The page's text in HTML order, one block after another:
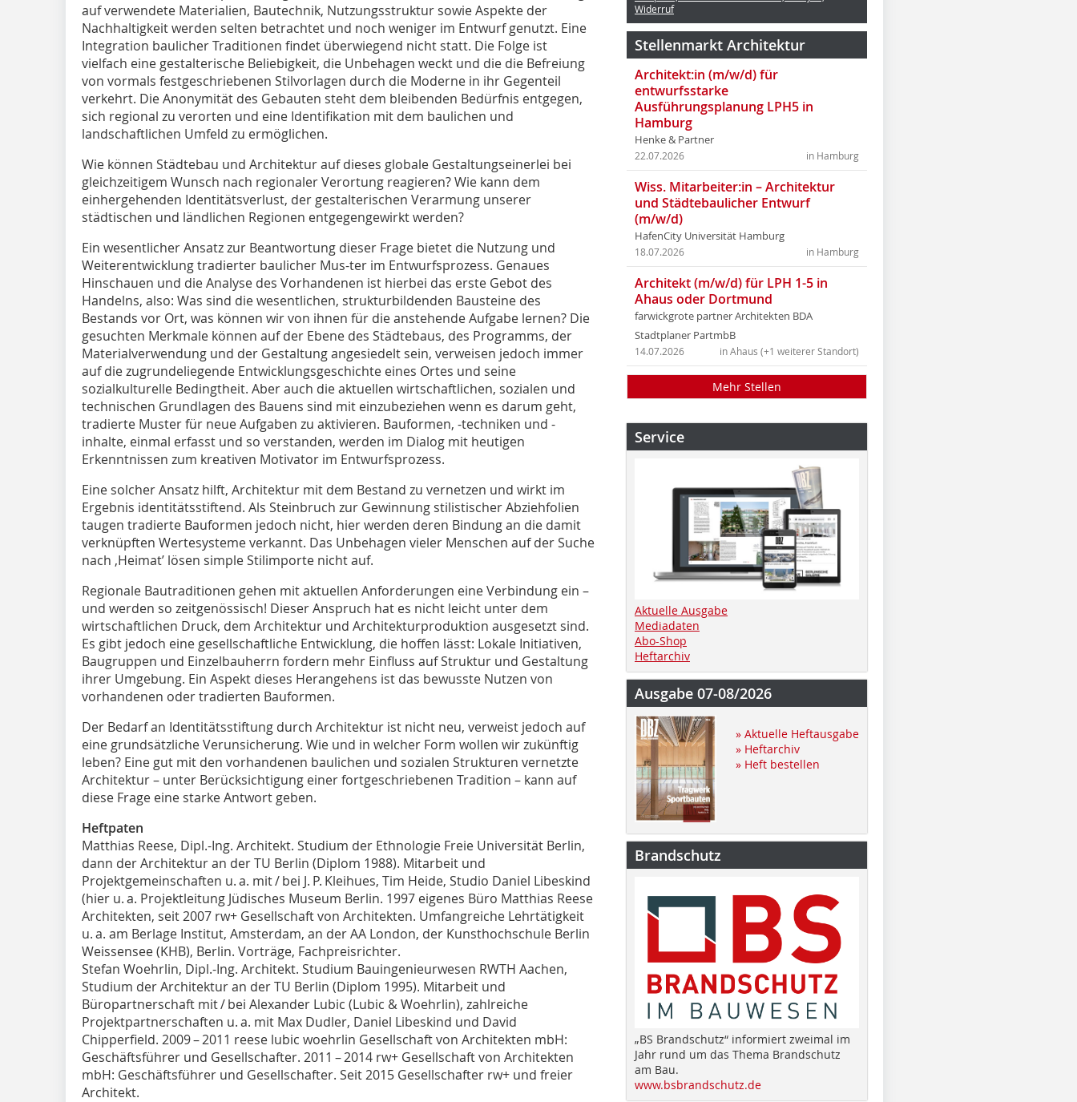
auf verwendete Materialien, Bautechnik, Nutzungsstruktur sowie Aspekte der
Nachhaltigkeit werden selten betrachtet und noch weniger im Entwurf genutzt. Eine
Integration baulicher Traditionen findet überwiegend nicht statt. Die Folge ist
vielfach eine gestalterische Beliebigkeit, die Unbehagen weckt und die die Befreiung
von vormals festgeschriebenen Stilvorlagen durch die Moderne in ihr Gegenteil
verkehrt. Die Anonymität des Gebauten steht dem bleibenden Bedürfnis entgegen,
sich regional zu verorten und eine Identifikation mit dem baulichen und
landschaftlichen Umfeld zu ermöglichen.
Wie können Städtebau und Architektur auf dieses globale Gestaltungseinerlei bei
gleichzeitigem Wunsch nach regionaler Verortung reagieren? Wie kann dem
einhergehenden Identitätsverlust, der gestalterischen Verarmung unserer
städtischen und ländlichen Regionen entgegengewirkt werden?
Ein wesentlicher Ansatz zur Beantwortung dieser Frage bietet die Nutzung und
Weiterentwicklung tradierter baulicher Mus-ter im Entwurfsprozess. Genaues
Hinschauen und die Analyse des Vorhandenen ist hierbei das erste Gebot des
Handelns, also: Was sind die wesentlichen, strukturbildenden Bausteine des
Bestands vor Ort, was können wir von ihnen für die anstehende Aufgabe lernen? Die
gesuchten Merkmale können auf der Ebene des Städtebaus, des Programms, der
Materialverwendung und der Gestaltung angesiedelt sein, verweisen jedoch immer
auf die zugrundeliegende Entwicklungsgeschichte eines Ortes und seine
sozialkulturelle Bedingtheit. Aber auch die aktuellen wirtschaftlichen, sozialen und
technischen Grundlagen des Bauens sind mit einzubeziehen wenn es darum geht,
tradierte Muster für neue Aufgaben zu aktivieren. Bauformen, -techniken und -
inhalte, einmal erfasst und so verstanden, werden im Dialog mit heutigen
Erkenntnissen zum kreativen Motivator im Entwurfsprozess.
Eine solcher Ansatz hilft, Architektur mit dem Bestand zu vernetzen und wirkt im
Ergebnis identitätsstiftend. Als Steinbruch zur Gewinnung stilistischer Abziehfolien
taugen tradierte Bauformen jedoch nicht, hier werden deren Bindung an die damit
verknüpften Wertesysteme verkannt. Das Unbehagen vieler Menschen auf der Suche
nach ‚Heimat’ lösen simple Stilimporte nicht auf.
Regionale Bautraditionen gehen mit aktuellen Anforderungen eine Verbindung ein –
und werden so zeitgenössisch! Dieser Anspruch hat es nicht leicht unter dem
wirtschaftlichen Druck, dem Architektur und Architekturproduktion ausgesetzt sind.
Es gibt jedoch eine gesellschaftliche Entwicklung, die hoffen lässt: Lokale Initiativen,
Baugruppen und Einzelbauherrn fordern mehr Einfluss auf Struktur und Gestaltung
ihrer Umgebung. Ein Aspekt dieses Herangehens ist das bewusste Nutzen von
vorhandenen oder tradierten Bauformen.
Der Bedarf an Identitätsstiftung durch Architektur ist nicht neu, verweist jedoch auf
eine grundsätzliche Verunsicherung. Wie und in welcher Form wollen wir zukünftig
leben? Eine gut mit den vorhandenen baulichen und sozialen Strukturen vernetzte
Architektur – unter Berücksichtigung einer fortgeschriebenen Tradition – kann auf
diese Frage eine starke Antwort geben.
Heftpaten
Matthias Reese, Dipl.-Ing. Architekt. Studium der Ethnologie Freie Universität Berlin,
dann der Architektur an der TU Berlin (Diplom 1988). Mitarbeit und
Projektgemeinschaften u. a. mit / bei J. P. Kleihues, Tim Heide, Studio Daniel Libeskind
(hier u. a. Projektleitung Jüdisches Museum Berlin. 1997 eigenes Büro Matthias Reese
Architekten, seit 2007 rw+ Gesellschaft von Architekten. Umfangreiche Lehrtätigkeit
u. a. am Berlage Institut, Amsterdam, an der AA London, der Kunsthochschule Berlin
Weissensee (KHB), Berlin. Vorträge, Fachpreisrichter.
Stefan Woehrlin, Dipl.-Ing. Architekt. Studium Bauingenieurwesen RWTH Aachen,
Studium der Architektur an der TU Berlin (Diplom 1995). Mitarbeit und
Büropartnerschaft mit / bei Alexander Lubic (Lubic & Woehrlin), zahlreiche
Projektpartnerschaften u. a. mit Max Dudler, Daniel Libeskind und David
Chipperfield. 2009 – 2011 reese lubic woehrlin Gesellschaft von Architekten mbH:
Geschäftsführer und Gesellschafter. 2011 – 2014 rw+ Gesellschaft von Architekten
mbH: Geschäftsführer und Gesellschafter. Seit 2015 Gesellschafter rw+ und freier
Architekt.
Widerruf
Stellenmarkt Architektur
Architekt:in (m/w/d) für
entwurfsstarke
Ausführungsplanung LPH5 in
Hamburg
Henke & Partner
in Hamburg
22.07.2026
Wiss. Mitarbeiter:in – Architektur
und Städtebaulicher Entwurf
(m/w/d)
HafenCity Universität Hamburg
in Hamburg
18.07.2026
Architekt (m/w/d) für LPH 1-5 in
Ahaus oder Dortmund
farwickgrote partner Architekten BDA
Stadtplaner PartmbB
in Ahaus (+1 weiterer Standort)
14.07.2026
Mehr Stellen
Service
Aktuelle Ausgabe
Mediadaten
Abo-Shop
Heftarchiv
Ausgabe 07-08/2026
» Aktuelle Heftausgabe
» Heftarchiv
» Heft bestellen
Brandschutz
„BS Brandschutz“ informiert zweimal im
Jahr rund um das Thema Brandschutz
am Bau.
www.bsbrandschutz.de